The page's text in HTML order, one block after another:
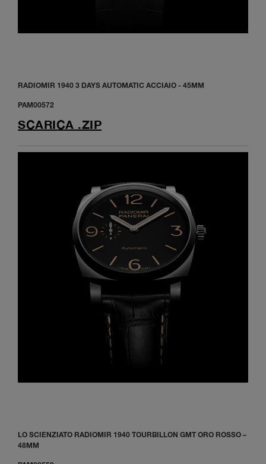
RADIOMIR 1940 3 DAYS AUTOMATIC ACCIAIO - 45MM
PAM00572
SCARICA .ZIP
LO SCIENZIATO RADIOMIR 1940 TOURBILLON GMT ORO ROSSO –
48MM